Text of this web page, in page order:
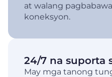
at walang
koneksyon.
24/7 na suporta
May mga tanong